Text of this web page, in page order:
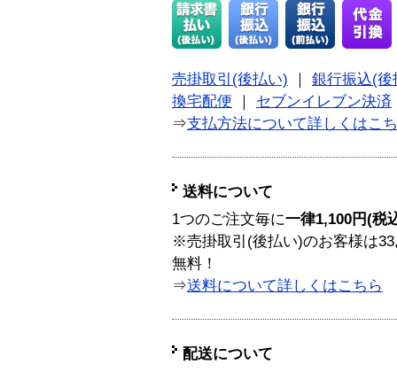
売掛取引(後払い)
銀行振込(後
換宅配便
セブンイレブン決済
⇒支払方法について詳しくはこ
送料について
1つのご注文毎に一律1,100円(税
※売掛取引(後払い)のお客様は
無料！
⇒送料について詳しくはこちら
配送について